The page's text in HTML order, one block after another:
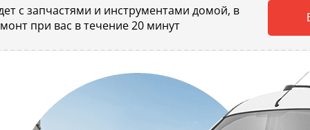
с запчастями и инструментами домой, в
при вас в течение 20 минут